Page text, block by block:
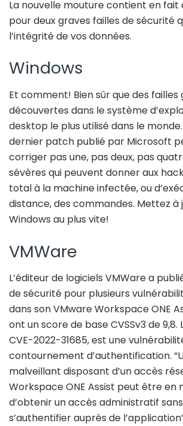
La nouvelle mouture contient en
pour deux graves failles de sécurité
l’intégrité de vos données.
Windows
Et comment! Bien sûr que des
découvertes dans le système
desktop le plus utilisé dans le
dernier patch publié par Microsoft
corriger pas une, pas deux, pas
sévères qui peuvent donner aux
total à la machine infectée, ou
distance, des commandes. Mettez à
Windows au plus vite!
VMWare
L’éditeur de logiciels VMWare a
de sécurité pour plusieurs
dans son VMware Workspace ONE
ont un score de base CVSSv3 de 9,8.
CVE-2022-31685, est une
contournement d’authentification.
malveillant disposant d’un accès
Workspace ONE Assist peut être en
d’obtenir un accès administratif
s’authentifier auprès de